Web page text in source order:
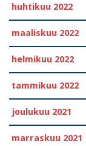
huhtikuu 2022
maaliskuu 2022
helmikuu 2022
tammikuu 2022
joulukuu 2021
marraskuu 2021